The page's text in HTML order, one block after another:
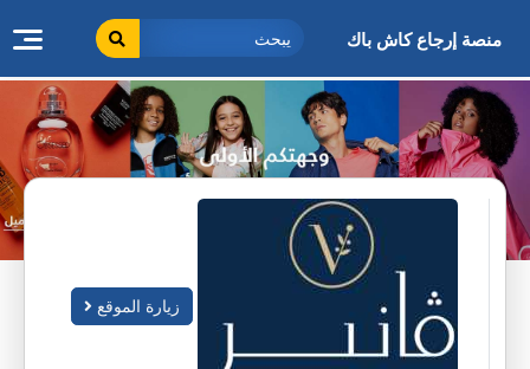
منصة إرجاع كاش باك
زيارة الموقع